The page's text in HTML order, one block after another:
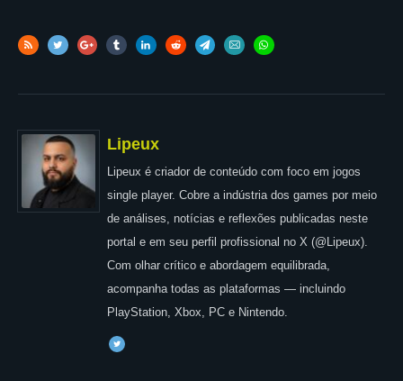
Lipeux
Lipeux é criador de conteúdo com foco em jogos
single player. Cobre a indústria dos games por meio
de análises, notícias e reflexões publicadas neste
portal e em seu perfil profissional no X (@Lipeux).
Com olhar crítico e abordagem equilibrada,
acompanha todas as plataformas — incluindo
PlayStation, Xbox, PC e Nintendo.